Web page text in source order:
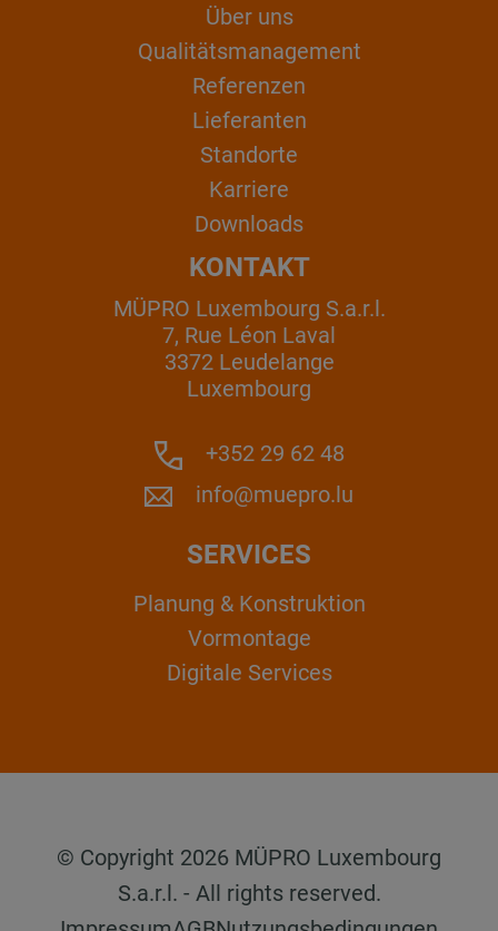
Über uns
Qualitätsmanagement
Referenzen
Lieferanten
Standorte
Karriere
Downloads
KONTAKT
MÜPRO Luxembourg S.a.r.l.
7, Rue Léon Laval
3372 Leudelange
Luxembourg
+352 29 62 48
info@muepro.lu
SERVICES
Planung & Konstruktion
Vormontage
Digitale Services
© Copyright 2026 MÜPRO Luxembourg
S.a.r.l. - All rights reserved.